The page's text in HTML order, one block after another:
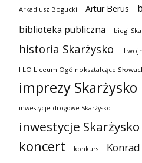
Arkadiusz Bogucki Artur Berus
biblioteka publiczna
biegi
historia Skarżysko II
I LO Liceum Ogólnokształcące
imprezy Skarżysko
inwestycje drogowe Skarżysko
inwestycje Skarżysko
koncert konkurs